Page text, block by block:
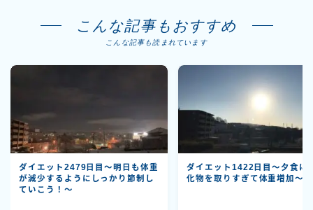
こんな記事もおすすめ
こんな記事も読まれています
ダイエット2479日目～明日も体重
が減少するようにしっかり節制し
ていこう！～
ダイエット1422日目～夕食に
化物を取りすぎて体重増加～